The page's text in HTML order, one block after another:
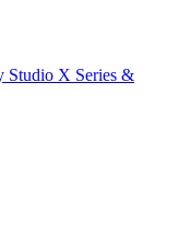
Studio X Series &